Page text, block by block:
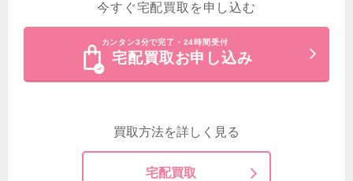
今すぐ宅配買取を申し込む
カンタン3分で完了・24時間受付
宅配買取お申し込み
買取方法を詳しく見る
宅配買取